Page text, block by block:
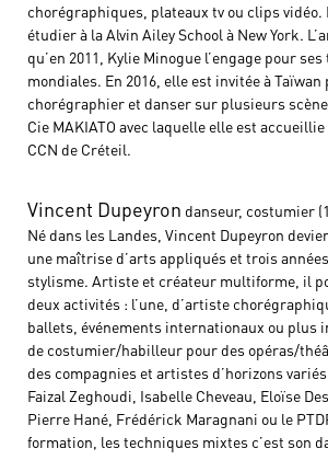
chorégraphiques, plateaux tv ou clips vidéo.
étudier à la Alvin Ailey School à New York.
qu’en 2011, Kylie Minogue l’engage pour
mondiales. En 2016, elle est invitée à Taïwan
chorégraphier et danser sur plusieurs
Cie MAKIATO avec laquelle elle est
CCN de Créteil.
Vincent Dupeyron danseur, costumier
Né dans les Landes, Vincent Dupeyron
une maîtrise d’arts appliqués et trois
stylisme. Artiste et créateur multiforme, il
deux activités : l’une, d’artiste
ballets, événements internationaux ou plus
de costumier/habilleur pour des opéras/
des compagnies et artistes d’horizons
Faizal Zeghoudi, Isabelle Cheveau, Eloïse
Pierre Hané, Frédérick Maragnani ou le
formation, les techniques mixtes c’est son